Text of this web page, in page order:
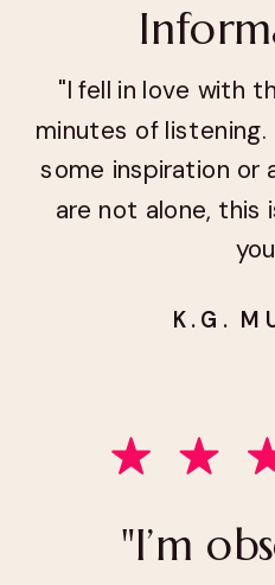
"I’m
K.G.
"I fell in love with
minutes of listening.
some inspiration or
are not alone,